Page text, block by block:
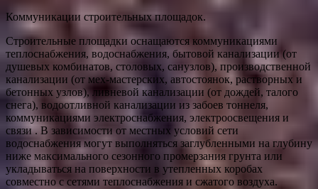
Коммуникации строительных площадок.
Строительные площадки оснащаются коммуникациями
теплоснабжения, водоснабжения, бытовой канализации (от
душевых комбинатов, столовых, санузлов), производственной
канализации (от мех-мастерских, автостоянок, растворных и
бетонных узлов), ливневой канализации (от дождей, талого
снега), водоотливной канализации из забоев тоннеля,
коммуникациями электроснабжения, электроосвещения и
связи . В зависимости от местных условий сети
водоснабжения могут выполняться заглубленными на глубину
ниже максимального сезонного промерзания грунта или
укладываться на поверхности в утепленных коробах
совместно с сетями теплоснабжения и сжатого воздуха.